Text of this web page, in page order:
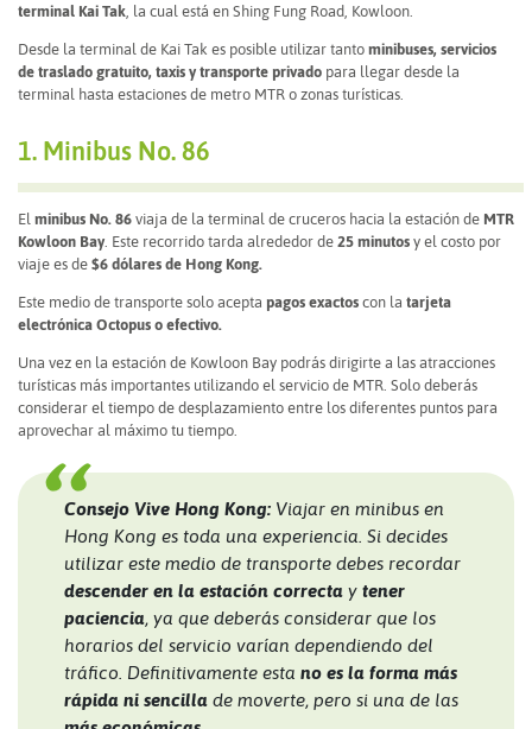
terminal Kai Tak , la cual está en Shing Fung Road, Kowloon.
Desde la terminal de Kai Tak es posible utilizar tanto minibuses, servicios
de traslado gratuito, taxis y transporte privado para llegar desde la
terminal hasta estaciones de metro MTR o zonas turísticas.
1. Minibus No. 86
El minibus No. 86 viaja de la terminal de cruceros hacia la estación de MTR
Kowloon Bay . Este recorrido tarda alrededor de 25 minutos y el costo por
viaje es de $6 dólares de Hong Kong.
Este medio de transporte solo acepta pagos exactos con la tarjeta
electrónica Octopus o efectivo.
Una vez en la estación de Kowloon Bay podrás dirigirte a las atracciones
turísticas más importantes utilizando el servicio de MTR. Solo deberás
considerar el tiempo de desplazamiento entre los diferentes puntos para
aprovechar al máximo tu tiempo.
Consejo Vive Hong Kong: Viajar en minibus en
Hong Kong es toda una experiencia. Si decides
utilizar este medio de transporte debes recordar
descender en la estación correcta y tener
paciencia, ya que deberás considerar que los
horarios del servicio varían dependiendo del
tráfico. Definitivamente esta no es la forma más
rápida ni sencilla de moverte, pero si una de las